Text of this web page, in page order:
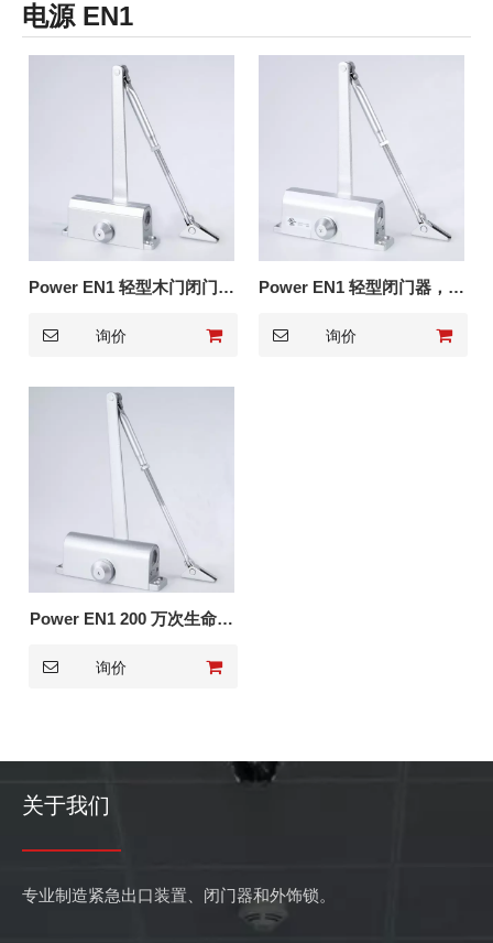
电源 EN1
Power EN1 轻型木门闭门器
询价
Power EN1 轻型闭门器，带
询价
Power EN1 200 万次生命周
询价
关于我们
专业制造紧急出口装置、闭门器和外饰锁。